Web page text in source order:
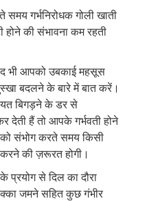
गर्भनिरोधक गोली खाती
की संभावना कम रहती
भी आपको उबकाई महसूस
बदलने के बारे में बात करें।
बिगड़ने के डर से
देती हैं तो आपके गर्भवती होने
संभोग करते समय किसी
की ज़रूरत होगी।
के प्रयोग से दिल का दौरा
जमने सहित कुछ गंभीर